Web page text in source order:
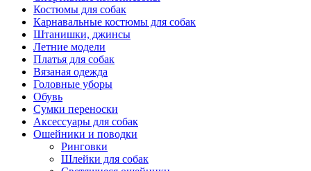
Костюмы для собак
Карнавальные костюмы для собак
Штанишки, джинсы
Летние модели
Платья для собак
Вязаная одежда
Головные уборы
Обувь
Сумки переноски
Аксессуары для собак
Ошейники и поводки
Ринговки
Шлейки для собак